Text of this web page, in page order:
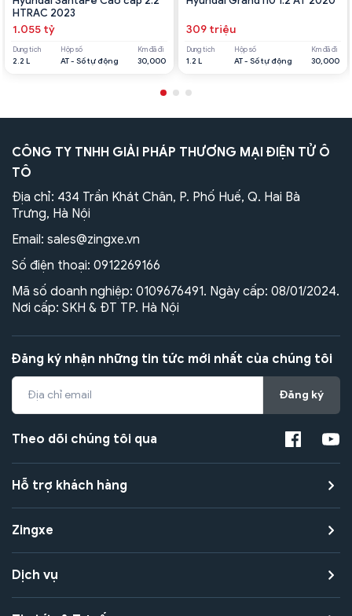
HTRAC 2023
1.055 tỷ
Dung tích
2.2 L
Hộp số
AT - Số tự động
Km đã đi
30,000
309 triệu
Dung tích
1.2 L
Hộp số
AT - Số tự động
Km đã đi
30,000
CÔNG TY TNHH GIẢI PHÁP THƯƠNG MẠI ĐIỆN TỬ Ô
TÔ
Địa chỉ: 434 Trần Khát Chân, P. Phố Huế, Q. Hai Bà
Trưng, Hà Nội
Email: sales@zingxe.vn
Số điện thoại: 0912269166
Mã số doanh nghiệp: 0109676491. Ngày cấp: 08/01/2024.
Nơi cấp: SKH & ĐT TP. Hà Nội
Đăng ký nhận những tin tức mới nhất của chúng tôi
Đăng ký
Theo dõi chúng tôi qua
Hỗ trợ khách hàng
Zingxe
Dịch vụ